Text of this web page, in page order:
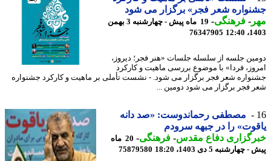
شعر فجر» برگزار می شود
-فرهنگی-
19 ماه پیش - چهارشنبه 3 بهمن
76347905
جلسه از سلسله جلسات «هنر فجر؛ دیروز،
فردا» با موضوع بررسی ماهیت و کارکرد
شعر فجر برگزار می شود. - نشست تأملی بر ماهیت و کارکرد جشنواره
فجر برگزار می شود دومین ...
مصطفی رحماندوست: «صد دانه
را در جبهه سرودم
دفاع مقدس-فرهنگی-
20 ماه
5 دی 1403، 18:20
75879580